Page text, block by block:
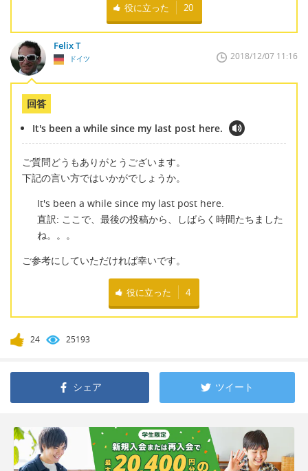
役に立った 20
Felix T
ドイツ 2018/12/07 11:16
回答
It's been a while since my last post here.
ご質問どうもありがとうございます。
下記の言い方ではいかがでしょうか。
It's been a while since my last post here.
直訳: ここで、最後の投稿から、しばらく時間たちました
ね。。。
ご参考にしていただければ幸いです。
役に立った 4
24 25193
シェア ツイート